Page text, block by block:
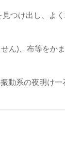
つけ出し、よ
ん)、布等をか
動系の夜明け